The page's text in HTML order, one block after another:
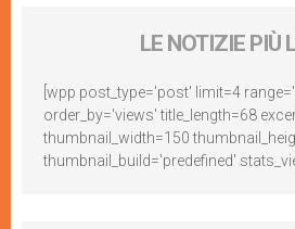
LE NOTIZIE PIÙ
[wpp post_type='post' limit=4
order_by='views' title_length=68
thumbnail_width=150
thumbnail_build='predefined'